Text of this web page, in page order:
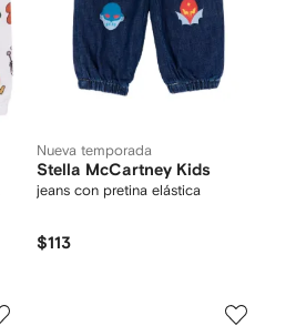
Nueva temporada
Stella McCartney Kids
jeans con pretina elástica
$113